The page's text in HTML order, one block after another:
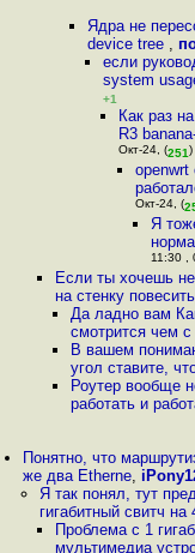
Ядра не
device tree ,
если
system
+1
Как раз
R3
Окт-24, (251)
openwrt
Окт-24, (
Я
11:30 ,
Если ты хочешь
на стенку повесить
Да ладно вам
смотрится чем
В вашем
угол ставите,
Роутер вообще
работать и
Понятно, что
же два Etherne,
Я так понял, тут
гигабитный свитч на
Проблема с 1
мультимедиа